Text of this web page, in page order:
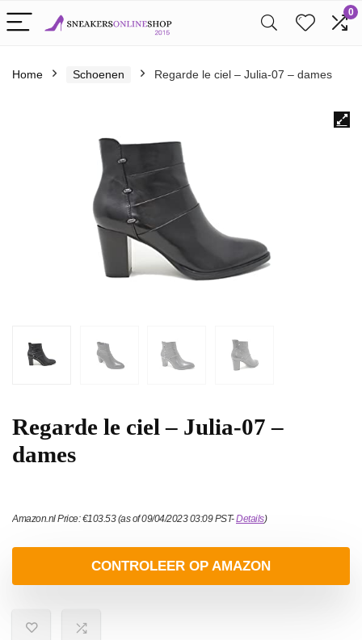
0
Home Schoenen Regarde le ciel – Julia-07 – dames
Regarde le ciel – Julia-07 –
dames
Amazon.nl Price:€103.53(as of 09/04/2023 03:09 PST-Details)
CONTROLEER OP AMAZON